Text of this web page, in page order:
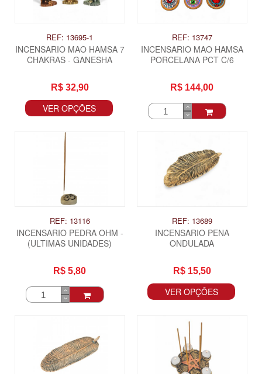
REF: 13695-1
INCENSARIO MAO HAMSA 7
CHAKRAS - GANESHA
R$ 32,90
VER OPÇÕES
REF: 13747
INCENSARIO MAO HAMSA
PORCELANA PCT C/6
R$ 144,00
REF: 13116
INCENSARIO PEDRA OHM -
(ULTIMAS UNIDADES)
R$ 5,80
REF: 13689
INCENSARIO PENA
ONDULADA
R$ 15,50
VER OPÇÕES